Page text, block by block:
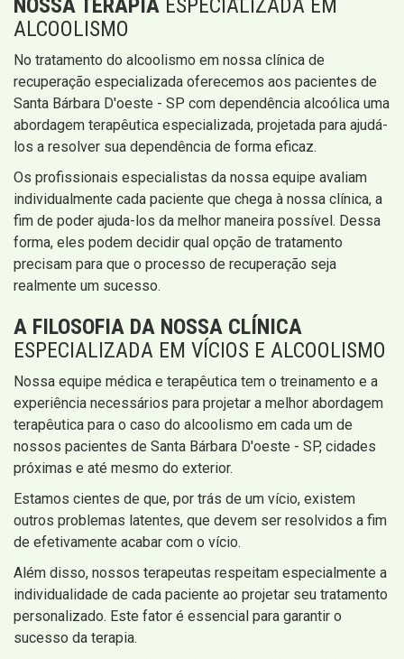
NOSSA TERAPIA ESPECIALIZADA EM
ALCOOLISMO
No tratamento do alcoolismo em nossa clínica de
recuperação especializada oferecemos aos pacientes de
Santa Bárbara D'oeste - SP com dependência alcoólica uma
abordagem terapêutica especializada, projetada para ajudá-
los a resolver sua dependência de forma eficaz.
Os profissionais especialistas da nossa equipe avaliam
individualmente cada paciente que chega à nossa clínica, a
fim de poder ajuda-los da melhor maneira possível. Dessa
forma, eles podem decidir qual opção de tratamento
precisam para que o processo de recuperação seja
realmente um sucesso.
A FILOSOFIA DA NOSSA CLÍNICA
ESPECIALIZADA EM VÍCIOS E ALCOOLISMO
Nossa equipe médica e terapêutica tem o treinamento e a
experiência necessários para projetar a melhor abordagem
terapêutica para o caso do alcoolismo em cada um de
nossos pacientes de Santa Bárbara D'oeste - SP, cidades
próximas e até mesmo do exterior.
Estamos cientes de que, por trás de um vício, existem
outros problemas latentes, que devem ser resolvidos a fim
de efetivamente acabar com o vício.
Além disso, nossos terapeutas respeitam especialmente a
individualidade de cada paciente ao projetar seu tratamento
personalizado. Este fator é essencial para garantir o
sucesso da terapia.